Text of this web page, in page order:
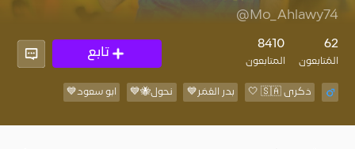
@Mo_Ahlawy74
62
المُتابعون
8410
المتابعون
تابع
ذكرى 🇸🇦 🤍 بدر العُمَر💙 نحول🐝💙 ابو سعود💙